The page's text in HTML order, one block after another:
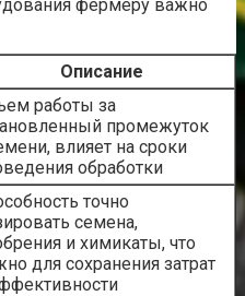
фермеру важно
Описание
работы за
промежуток
влияет на сроки
обработки
точно
семена,
и химикаты, что
для сохранения затрат